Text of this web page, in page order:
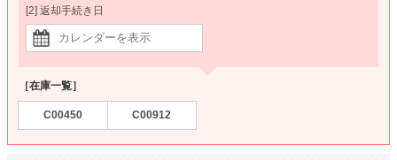
[2] 返却手続き日
［在庫一覧］
C00450 C00912